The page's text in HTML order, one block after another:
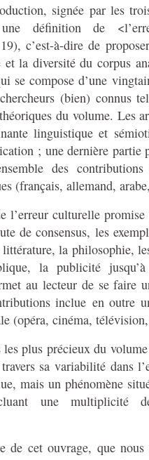
signée par les
définition de
c’est-à-dire de
et la diversité du corpus
se compose d’une
(bien) connus
du volume. Les
linguistique et
; une dernière partie
des
(français, allemand,
l’erreur culturelle
de consensus, les
la philosophie,
la publicité
au lecteur de se faire
inclue en outre
(opéra, cinéma,
les plus précieux du
sa variabilité dans
mais un phénomène
une multiplicité
de cet ouvrage, que